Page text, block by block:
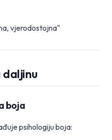
vjerodostojna"
daljinu
boja
psihologiju boja: